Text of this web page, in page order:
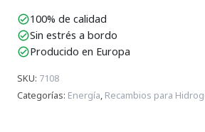
check_circle100% de calidad
check_circleSin estrés a bordo
check_circleProducido en Europa
SKU: 7108
Categorías: Energía, Recambios para